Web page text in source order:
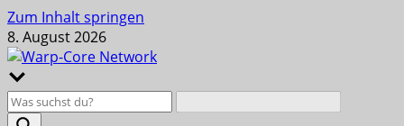
Zum Inhalt springen
8. August 2026